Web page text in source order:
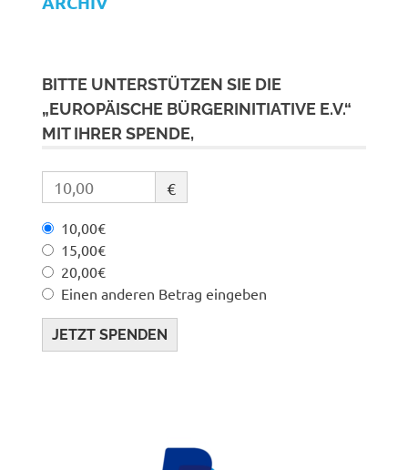
BITTE UNTERSTÜTZEN SIE DIE
„EUROPÄISCHE BÜRGERINITIATIVE E.V.“
MIT IHRER SPENDE,
€
10,00€
15,00€
20,00€
Einen anderen Betrag eingeben
JETZT SPENDEN